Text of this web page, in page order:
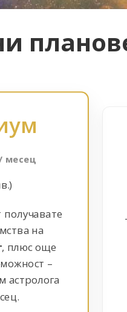
месец
на
, плюс още
–
астролога